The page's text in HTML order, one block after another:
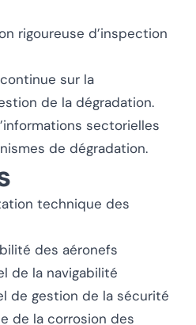
rigoureuse d’inspection
sur la
de la dégradation.
sectorielles
de dégradation.
technique des
des aéronefs
de la navigabilité
de gestion de la sécurité
de la corrosion des